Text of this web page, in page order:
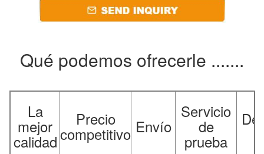
Qué podemos ofrecerle .......
La
mejor
calidad
Precio
competitivo Envío
Servicio
de
prueba